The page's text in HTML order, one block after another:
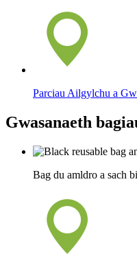
Parciau Ailgylchu a
Gwasanaeth
Bag du amldro a sach